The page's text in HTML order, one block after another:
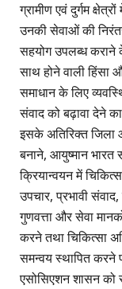
ग्रामीण एवं दुर्गम
उनकी सेवाओं की
सहयोग उपलब्ध कराने
साथ होने वाली
समाधान के लिए
संवाद को बढ़ावा देने
इसके अतिरिक्त जिला
बनाने, आयुष्मान भारत
क्रियान्वयन में
उपचार, प्रभावी
गुणवत्ता और सेवा
करने तथा चिकित्सा
समन्वय स्थापित करने
एसोसिएशन शासन को